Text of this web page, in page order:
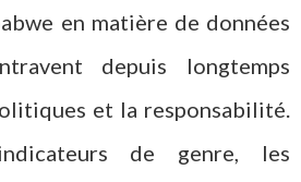
en matière de données
depuis longtemps
et la responsabilité.
de genre, les